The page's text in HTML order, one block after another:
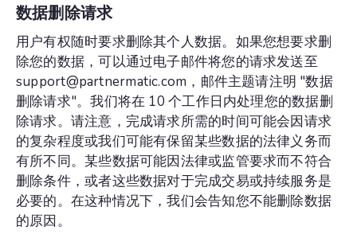
数据删除请求
用户有权随时要求删除其个人数据。如果您想要求删
除您的数据，可以通过电子邮件将您的请求发送至
support@partnermatic.com，邮件主题请注明 "数据
删除请求"。我们将在 10 个工作日内处理您的数据删
除请求。请注意，完成请求所需的时间可能会因请求
的复杂程度或我们可能有保留某些数据的法律义务而
有所不同。某些数据可能因法律或监管要求而不符合
删除条件，或者这些数据对于完成交易或持续服务是
必要的。在这种情况下，我们会告知您不能删除数据
的原因。